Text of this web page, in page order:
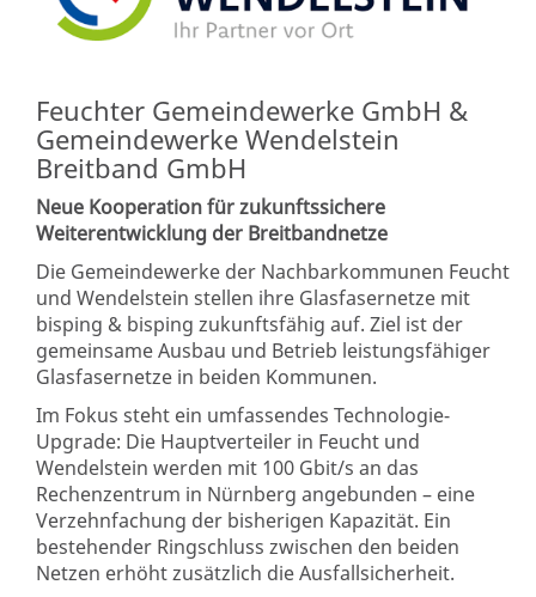
Feuchter Gemeindewerke GmbH &
Gemeindewerke Wendelstein
Breitband GmbH
Neue Kooperation für zukunftssichere
Weiterentwicklung der Breitbandnetze
Die Gemeindewerke der Nachbarkommunen Feucht
und Wendelstein stellen ihre Glasfasernetze mit
bisping & bisping zukunftsfähig auf. Ziel ist der
gemeinsame Ausbau und Betrieb leistungsfähiger
Glasfasernetze in beiden Kommunen.
Im Fokus steht ein umfassendes Technologie-
Upgrade: Die Hauptverteiler in Feucht und
Wendelstein werden mit 100 Gbit/s an das
Rechenzentrum in Nürnberg angebunden – eine
Verzehnfachung der bisherigen Kapazität. Ein
bestehender Ringschluss zwischen den beiden
Netzen erhöht zusätzlich die Ausfallsicherheit.